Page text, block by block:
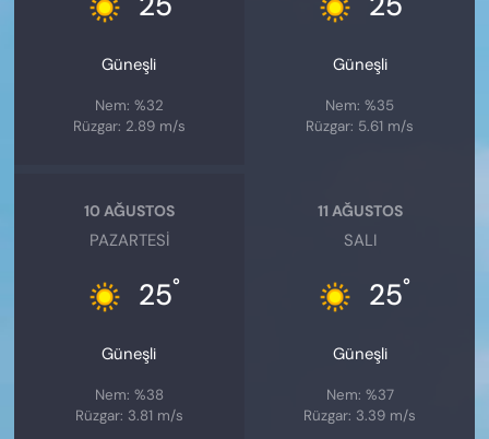
Güneşli
Nem: %32
Rüzgar: 2.89 m/s
Güneşli
Nem: %35
Rüzgar: 5.61 m/s
10 AĞUSTOS
PAZARTESI
25°
Güneşli
Nem: %38
Rüzgar: 3.81 m/s
11 AĞUSTOS
SALI
25°
Güneşli
Nem: %37
Rüzgar: 3.39 m/s